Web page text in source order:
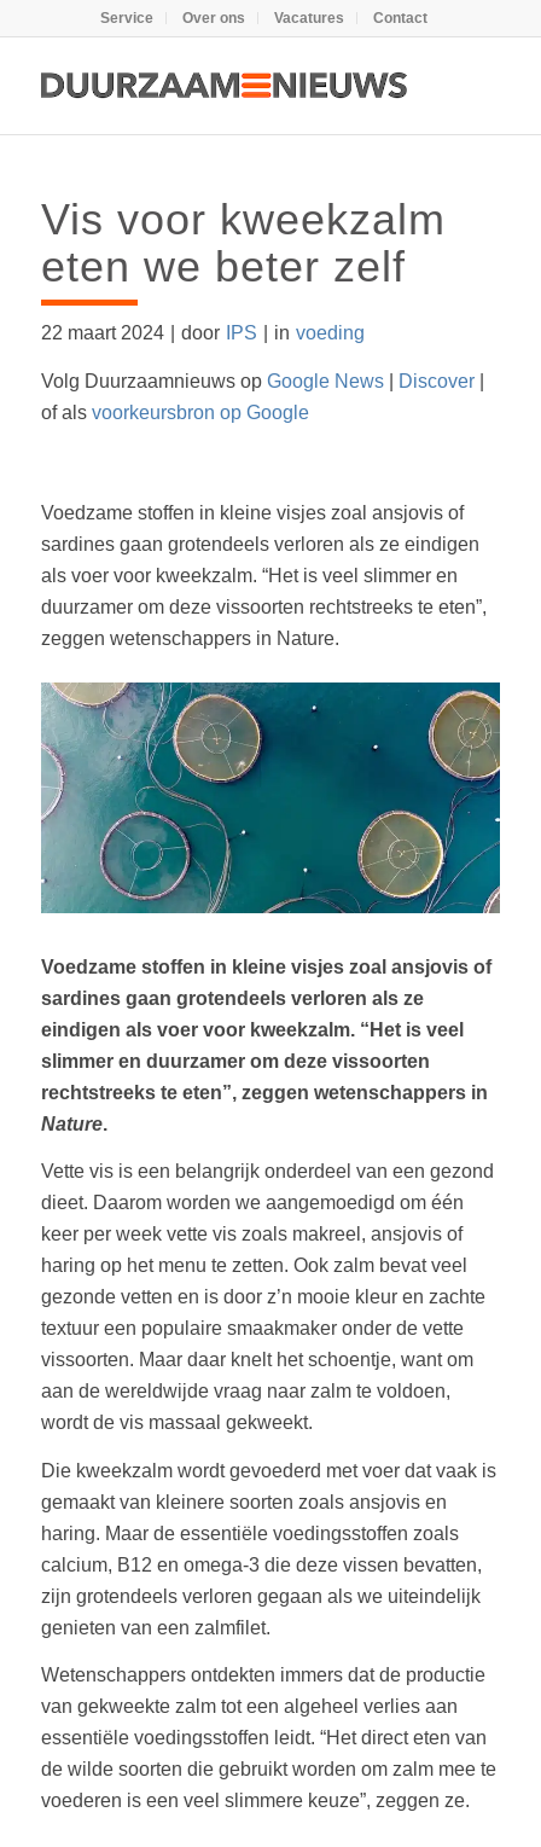
Service Over ons Vacatures Contact
Vis voor kweekzalm
eten we beter zelf
22 maart 2024 door IPS in voeding
Volg Duurzaamnieuws op Google News| Discover|
of als voorkeursbron op Google
Voedzame stoffen in kleine visjes zoal ansjovis of
sardines gaan grotendeels verloren als ze eindigen
als voer voor kweekzalm. “Het is veel slimmer en
duurzamer om deze vissoorten rechtstreeks te eten”,
zeggen wetenschappers in Nature.
Voedzame stoffen in kleine visjes zoal ansjovis of
sardines gaan grotendeels verloren als ze
eindigen als voer voor kweekzalm. “Het is veel
slimmer en duurzamer om deze vissoorten
rechtstreeks te eten”, zeggen wetenschappers in
Nature.
Vette vis is een belangrijk onderdeel van een gezond
dieet. Daarom worden we aangemoedigd om één
keer per week vette vis zoals makreel, ansjovis of
haring op het menu te zetten. Ook zalm bevat veel
gezonde vetten en is door z’n mooie kleur en zachte
textuur een populaire smaakmaker onder de vette
vissoorten. Maar daar knelt het schoentje, want om
aan de wereldwijde vraag naar zalm te voldoen,
wordt de vis massaal gekweekt.
Die kweekzalm wordt gevoederd met voer dat vaak is
gemaakt van kleinere soorten zoals ansjovis en
haring. Maar de essentiële voedingsstoffen zoals
calcium, B12 en omega-3 die deze vissen bevatten,
zijn grotendeels verloren gegaan als we uiteindelijk
genieten van een zalmfilet.
Wetenschappers ontdekten immers dat de productie
van gekweekte zalm tot een algeheel verlies aan
essentiële voedingsstoffen leidt. “Het direct eten van
de wilde soorten die gebruikt worden om zalm mee te
voederen is een veel slimmere keuze”, zeggen ze.